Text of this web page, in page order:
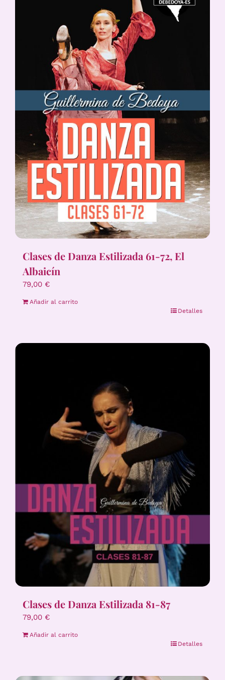
Clases de Danza Estilizada 61-72, El
Albaicín
79,00 €
Añadir al carrito
Detalles
Clases de Danza Estilizada 81-87
79,00 €
Añadir al carrito
Detalles